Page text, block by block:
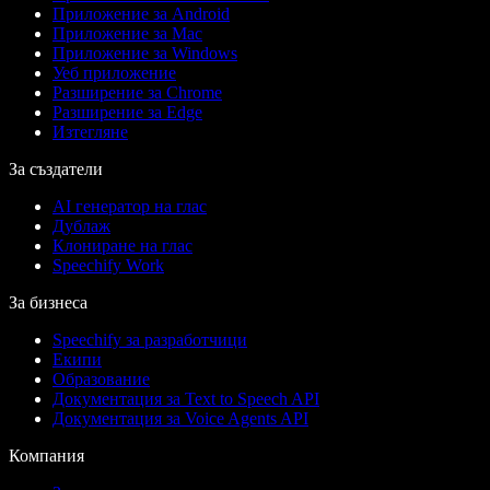
Приложение за Android
Приложение за Mac
Приложение за Windows
Уеб приложение
Разширение за Chrome
Разширение за Edge
Изтегляне
За създатели
AI генератор на глас
Дублаж
Клониране на глас
Speechify Work
За бизнеса
Speechify за разработчици
Екипи
Образование
Документация за Text to Speech API
Документация за Voice Agents API
Компания